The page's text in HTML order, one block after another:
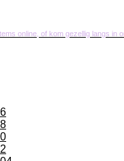
online, of kom gezellig langs in